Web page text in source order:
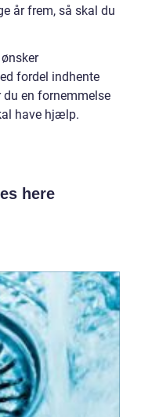
år frem, så skal du
fordel indhente
en fornemmelse
have hjælp.
here